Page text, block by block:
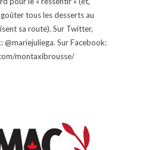
tous les desserts au
sa route). Sur Twitter,
Sur Facebook:
montaxibrousse/